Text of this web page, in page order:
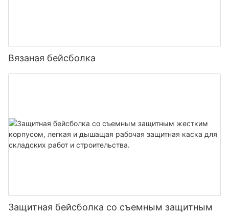
Вязаная бейсболка
Защитная бейсболка со съемным защитным